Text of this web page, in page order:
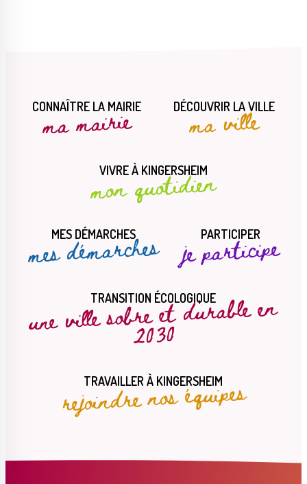
CONNAÎTRE LA MAIRIE
ma mairie DÉCOUVRIR LA VILLE
ma ville
VIVRE À KINGERSHEIM
mon quotidien
MES DÉMARCHES
mes démarches PARTICIPER
je participe
TRANSITION ÉCOLOGIQUE
une ville sobre et durable en
2030
TRAVAILLER À KINGERSHEIM
rejoindre nos équipes